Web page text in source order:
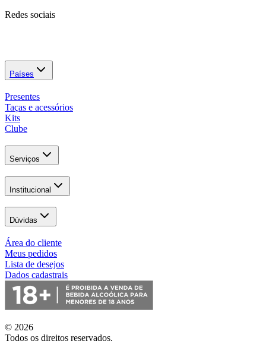
Redes sociais
Países
Presentes
Taças e acessórios
Kits
Clube
Serviços
Institucional
Dúvidas
Área do cliente
Meus pedidos
Lista de desejos
Dados cadastrais
© 2026
Todos os direitos reservados.